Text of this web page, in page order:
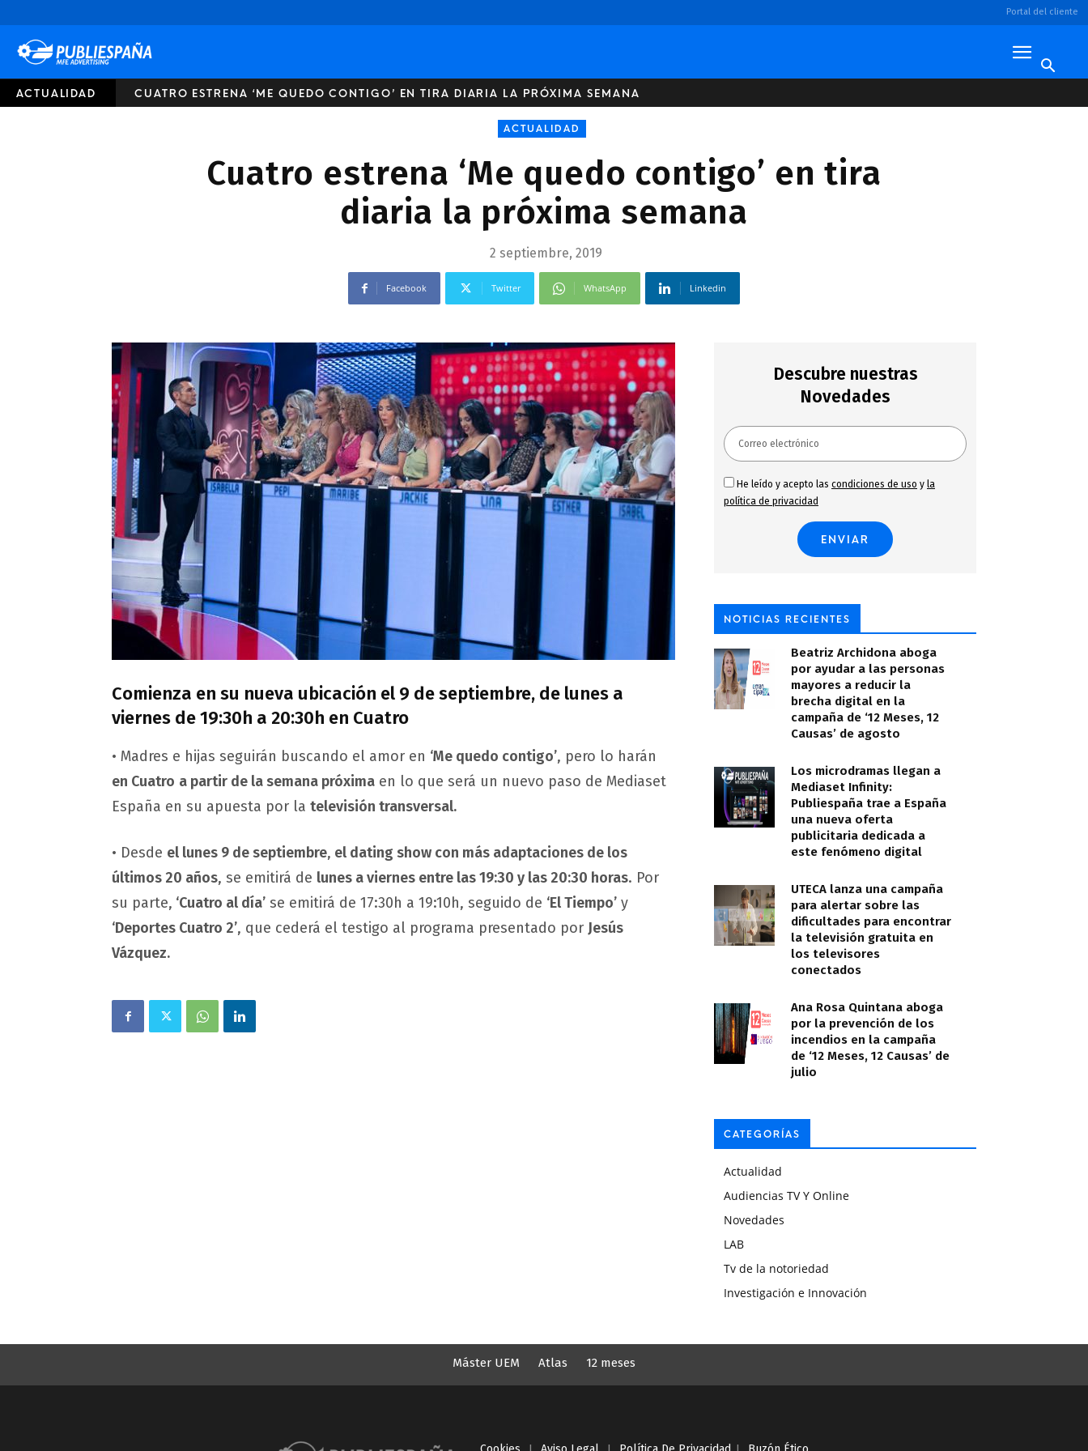
Portal del cliente
ACTUALIDAD CUATRO ESTRENA ‘ME QUEDO CONTIGO’ EN TIRA DIARIA LA PRÓXIMA SEMANA
ACTUALIDAD
Cuatro estrena ‘Me quedo contigo’ en tira
diaria la próxima semana
2 septiembre, 2019
Facebook Twitter WhatsApp Linkedin
Comienza en su nueva ubicación el 9 de septiembre, de lunes a
viernes de 19:30h a 20:30h en Cuatro
• Madres e hijas seguirán buscando el amor en ‘Me quedo contigo’, pero lo harán
en Cuatro a partir de la semana próxima en lo que será un nuevo paso de Mediaset
España en su apuesta por la televisión transversal.
• Desde el lunes 9 de septiembre, el dating show con más adaptaciones de los
últimos 20 años, se emitirá de lunes a viernes entre las 19:30 y las 20:30 horas. Por
su parte, ‘Cuatro al día’ se emitirá de 17:30h a 19:10h, seguido de ‘El Tiempo’ y
‘Deportes Cuatro 2’, que cederá el testigo al programa presentado por Jesús
Vázquez.
Descubre nuestras
Novedades
He leído y acepto las condiciones de uso y la
política de privacidad
NOTICIAS RECIENTES
Beatriz Archidona aboga
por ayudar a las personas
mayores a reducir la
brecha digital en la
campaña de ‘12 Meses, 12
Causas’ de agosto
Los microdramas llegan a
Mediaset Infinity:
Publiespaña trae a España
una nueva oferta
publicitaria dedicada a
este fenómeno digital
UTECA lanza una campaña
para alertar sobre las
dificultades para encontrar
la televisión gratuita en
los televisores
conectados
Ana Rosa Quintana aboga
por la prevención de los
incendios en la campaña
de ‘12 Meses, 12 Causas’ de
julio
CATEGORÍAS
Actualidad
Audiencias TV Y Online
Novedades
LAB
Tv de la notoriedad
Investigación e Innovación
Máster UEM Atlas 12 meses